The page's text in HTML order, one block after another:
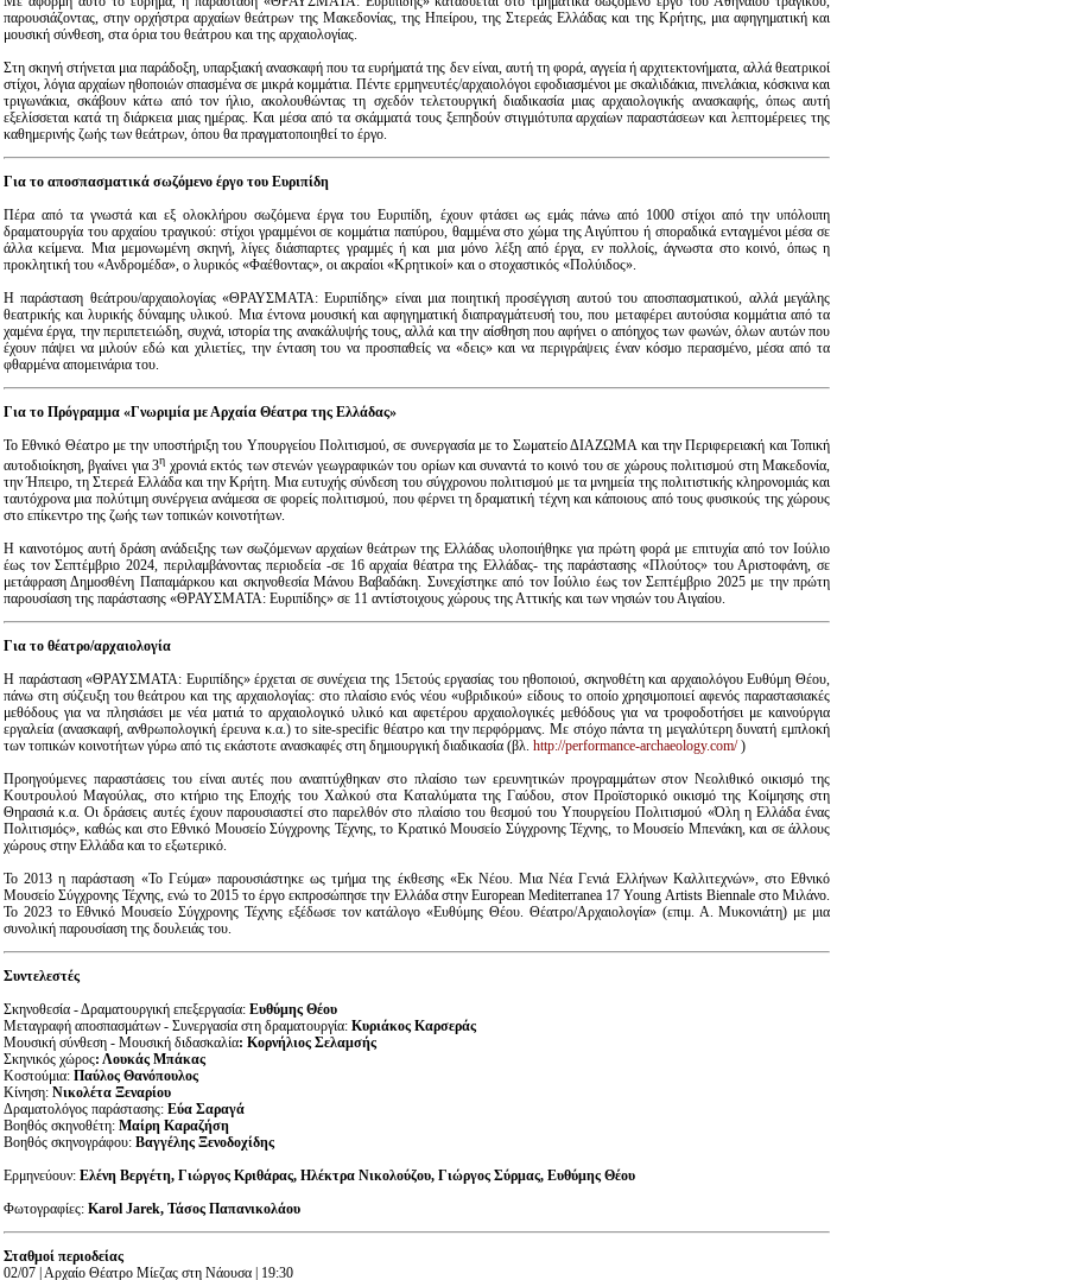
παρουσιάζοντας, στην ορχήστρα αρχαίων θεάτρων της Μακεδονίας, της Ηπείρου, της Στερεάς Ελλάδας και της Κρήτης, μια αφηγηματική και
μουσική σύνθεση, στα όρια του θεάτρου και της αρχαιολογίας.
Στη σκηνή στήνεται μια παράδοξη, υπαρξιακή ανασκαφή που τα ευρήματά της δεν είναι, αυτή τη φορά, αγγεία ή αρχιτεκτονήματα, αλλά θεατρικοί
στίχοι, λόγια αρχαίων ηθοποιών σπασμένα σε μικρά κομμάτια. Πέντε ερμηνευτές/αρχαιολόγοι εφοδιασμένοι με σκαλιδάκια, πινελάκια, κόσκινα και
τριγωνάκια, σκάβουν κάτω από τον ήλιο, ακολουθώντας τη σχεδόν τελετουργική διαδικασία μιας αρχαιολογικής ανασκαφής, όπως αυτή
εξελίσσεται κατά τη διάρκεια μιας ημέρας. Και μέσα από τα σκάμματά τους ξεπηδούν στιγμιότυπα αρχαίων παραστάσεων και λεπτομέρειες της
καθημερινής ζωής των θεάτρων, όπου θα πραγματοποιηθεί το έργο.
Για το αποσπασματικά σωζόμενο έργο του Ευριπίδη
Πέρα από τα γνωστά και εξ ολοκλήρου σωζόμενα έργα του Ευριπίδη, έχουν φτάσει ως εμάς πάνω από 1000 στίχοι από την υπόλοιπη
δραματουργία του αρχαίου τραγικού: στίχοι γραμμένοι σε κομμάτια παπύρου, θαμμένα στο χώμα της Αιγύπτου ή σποραδικά ενταγμένοι μέσα σε
άλλα κείμενα. Μια μεμονωμένη σκηνή, λίγες διάσπαρτες γραμμές ή και μια μόνο λέξη από έργα, εν πολλοίς, άγνωστα στο κοινό, όπως η
προκλητική του «Ανδρομέδα», ο λυρικός «Φαέθοντας», οι ακραίοι «Κρητικοί» και ο στοχαστικός «Πολύιδος».
Η παράσταση θεάτρου/αρχαιολογίας «ΘΡΑΥΣΜΑΤΑ: Ευριπίδης» είναι μια ποιητική προσέγγιση αυτού του αποσπασματικού, αλλά μεγάλης
θεατρικής και λυρικής δύναμης υλικού. Μια έντονα μουσική και αφηγηματική διαπραγμάτευσή του, που μεταφέρει αυτούσια κομμάτια από τα
χαμένα έργα, την περιπετειώδη, συχνά, ιστορία της ανακάλυψής τους, αλλά και την αίσθηση που αφήνει ο απόηχος των φωνών, όλων αυτών που
έχουν πάψει να μιλούν εδώ και χιλιετίες, την ένταση του να προσπαθείς να «δεις» και να περιγράψεις έναν κόσμο περασμένο, μέσα από τα
φθαρμένα απομεινάρια του.
Για το Πρόγραμμα «Γνωριμία με Αρχαία Θέατρα της Ελλάδας»
Το Εθνικό Θέατρο με την υποστήριξη του Υπουργείου Πολιτισμού, σε συνεργασία με το Σωματείο ΔΙΑΖΩΜΑ και την Περιφερειακή και Τοπική
αυτοδιοίκηση, βγαίνει για 3η χρονιά εκτός των στενών γεωγραφικών του ορίων και συναντά το κοινό του σε χώρους πολιτισμού στη Μακεδονία,
την Ήπειρο, τη Στερεά Ελλάδα και την Κρήτη. Μια ευτυχής σύνδεση του σύγχρονου πολιτισμού με τα μνημεία της πολιτιστικής κληρονομιάς και
ταυτόχρονα μια πολύτιμη συνέργεια ανάμεσα σε φορείς πολιτισμού, που φέρνει τη δραματική τέχνη και κάποιους από τους φυσικούς της χώρους
στο επίκεντρο της ζωής των τοπικών κοινοτήτων.
Η καινοτόμος αυτή δράση ανάδειξης των σωζόμενων αρχαίων θεάτρων της Ελλάδας υλοποιήθηκε για πρώτη φορά με επιτυχία από τον Ιούλιο
έως τον Σεπτέμβριο 2024, περιλαμβάνοντας περιοδεία -σε 16 αρχαία θέατρα της Ελλάδας- της παράστασης «Πλούτος» του Αριστοφάνη, σε
μετάφραση Δημοσθένη Παπαμάρκου και σκηνοθεσία Μάνου Βαβαδάκη. Συνεχίστηκε από τον Ιούλιο έως τον Σεπτέμβριο 2025 με την πρώτη
παρουσίαση της παράστασης «ΘΡΑΥΣΜΑΤΑ: Ευριπίδης» σε 11 αντίστοιχους χώρους της Αττικής και των νησιών του Αιγαίου.
Για το θέατρο/αρχαιολογία
Η παράσταση «ΘΡΑΥΣΜΑΤΑ: Ευριπίδης» έρχεται σε συνέχεια της 15ετούς εργασίας του ηθοποιού, σκηνοθέτη και αρχαιολόγου Ευθύμη Θέου,
πάνω στη σύζευξη του θεάτρου και της αρχαιολογίας: στο πλαίσιο ενός νέου «υβριδικού» είδους το οποίο χρησιμοποιεί αφενός παραστασιακές
μεθόδους για να πλησιάσει με νέα ματιά το αρχαιολογικό υλικό και αφετέρου αρχαιολογικές μεθόδους για να τροφοδοτήσει με καινούργια
εργαλεία (ανασκαφή, ανθρωπολογική έρευνα κ.α.) το site-specific θέατρο και την περφόρμανς. Με στόχο πάντα τη μεγαλύτερη δυνατή εμπλοκή
των τοπικών κοινοτήτων γύρω από τις εκάστοτε ανασκαφές στη δημιουργική διαδικασία (βλ. http://performance-archaeology.com/)
Προηγούμενες παραστάσεις του είναι αυτές που αναπτύχθηκαν στο πλαίσιο των ερευνητικών προγραμμάτων στον Νεολιθικό οικισμό της
Κουτρουλού Μαγούλας, στο κτήριο της Εποχής του Χαλκού στα Καταλύματα της Γαύδου, στον Προϊστορικό οικισμό της Κοίμησης στη
Θηρασιά κ.α. Οι δράσεις αυτές έχουν παρουσιαστεί στο παρελθόν στο πλαίσιο του θεσμού του Υπουργείου Πολιτισμού «Όλη η Ελλάδα ένας
Πολιτισμός», καθώς και στο Εθνικό Μουσείο Σύγχρονης Τέχνης, το Κρατικό Μουσείο Σύγχρονης Τέχνης, το Μουσείο Μπενάκη, και σε άλλους
χώρους στην Ελλάδα και το εξωτερικό.
Το 2013 η παράσταση «Το Γεύμα» παρουσιάστηκε ως τμήμα της έκθεσης «Εκ Νέου. Μια Νέα Γενιά Ελλήνων Καλλιτεχνών», στο Εθνικό
Μουσείο Σύγχρονης Τέχνης, ενώ το 2015 το έργο εκπροσώπησε την Ελλάδα στην European Mediterranea 17 Young Artists Biennale στο Μιλάνο.
Το 2023 το Εθνικό Μουσείο Σύγχρονης Τέχνης εξέδωσε τον κατάλογο «Ευθύμης Θέου. Θέατρο/Αρχαιολογία» (επιμ. Α. Μυκονιάτη) με μια
συνολική παρουσίαση της δουλειάς του.
Συντελεστές
Σκηνοθεσία - Δραματουργική επεξεργασία: Ευθύμης Θέου
Μεταγραφή αποσπασμάτων - Συνεργασία στη δραματουργία: Κυριάκος Καρσεράς
Μουσική σύνθεση - Μουσική διδασκαλία: Κορνήλιος Σελαμσής
Σκηνικός χώρος: Λουκάς Μπάκας
Κοστούμια: Παύλος Θανόπουλος
Κίνηση: Νικολέτα Ξεναρίου
Δραματολόγος παράστασης: Εύα Σαραγά
Βοηθός σκηνοθέτη: Μαίρη Καραζήση
Βοηθός σκηνογράφου: Βαγγέλης Ξενοδοχίδης
Ερμηνεύουν: Ελένη Βεργέτη, Γιώργος Κριθάρας, Ηλέκτρα Νικολούζου, Γιώργος Σύρμας, Ευθύμης Θέου
Φωτογραφίες: Karol Jarek, Τάσος Παπανικολάου
Σταθμοί περιοδείας
02/07 | Αρχαίο Θέατρο Μίεζας στη Νάουσα | 19:30